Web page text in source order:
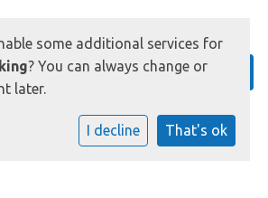
some additional services for
? You can always change or
later.
I decline That's ok